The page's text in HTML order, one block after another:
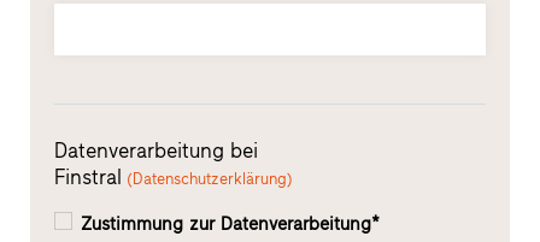
Datenverarbeitung bei
Finstral (Datenschutzerklärung)
Zustimmung zur Datenverarbeitung*